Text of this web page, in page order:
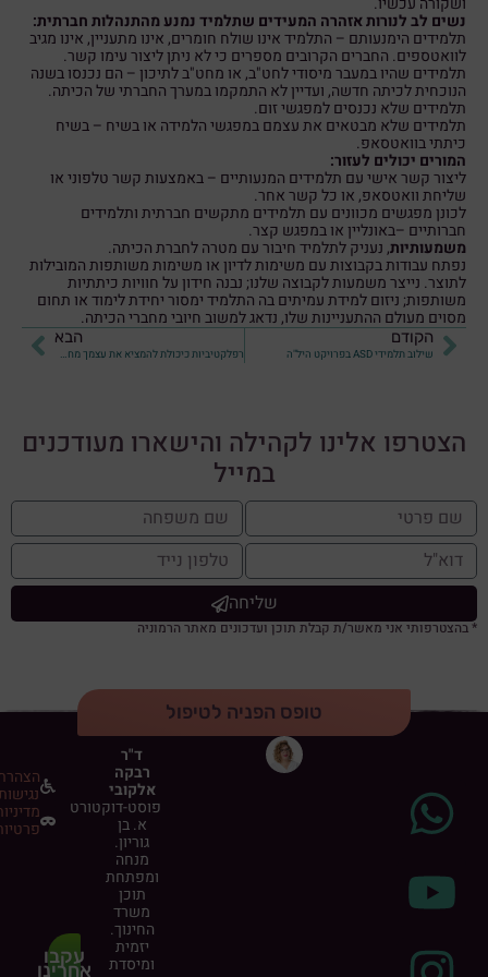
נשים לב לנורות אזהרה המעידים שתלמיד נמנע מהתנהלות חברתית:
תלמידים הימנעותם – התלמיד אינו שולח חומרים, אינו מתעניין, אינו מגיב
לוואטספים. החברים הקרובים מספרים כי לא ניתן ליצור עימו קשר.
תלמידים שהיו במעבר מיסודי לחט"ב, או מחט"ב לתיכון – הם נכנסו בשנה
הנוכחית לכיתה חדשה, ועדיין לא התמקמו במערך החברתי של הכיתה.
תלמידים שלא נכנסים למפגשי זום.
תלמידים שלא מבטאים את עצמם במפגשי הלמידה או בשיח – בשיח
כיתתי בוואטסאפ.
המורים יכולים לעזור:
ליצור קשר אישי עם תלמידים המנעותיים – באמצעות קשר טלפוני או
שליחת וואטסאפ, או כל קשר אחר.
לכונן מפגשים מכוונים עם תלמידים מתקשים חברתית ותלמידים
חברותיים –באונליין או במפגש קצר.
משמעותיות, נעניק לתלמיד חיבור עם מטרה לחברת הכיתה.
נפתח עבודות בקבוצות עם משימות לדיון או משימות משותפות המובילות
לתוצר. נייצר משמעות לקבוצה שלנו; נבנה חידון על חוויות כיתתיות
משותפות; ניזום למידת עמיתים בה התלמיד ימסור יחידת לימוד או תחום
מסוים מעולם ההתעניינות שלו, נדאג למשוב חיובי מחברי הכיתה.
הקודם
שילוב תלמידי ASD בפרויקט היל"ה
הבא
רפלקטיביות כיכולת להמציא את עצמך מחדש
הצטרפו אלינו לקהילה והישארו מעודכנים
במייל
שליחה
* בהצטרפותי אני מאשר/ת קבלת תוכן ועדכונים מאתר הרמוניה
טופס הפניה לטיפול
ד"ר
רבקה
אלקובי
פוסט-דוקטורט
א. בן
גוריון.
מנחה
ומפתחת
תוכן
משרד
החינוך.
יזמית
ומיסדת עקבו
אחרינו
הצהרת
נגישות
מדיניות
פרטיות